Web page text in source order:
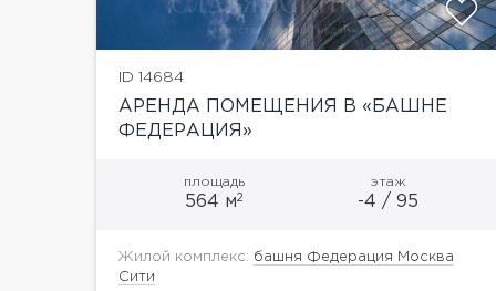
ID 14684
АРЕНДА ПОМЕЩЕНИЯ В «БАШНЕ
ФЕДЕРАЦИЯ»
площадь
564 м2
этаж
-4 / 95
Жилой комплекс: башня Федерация Москва
Сити